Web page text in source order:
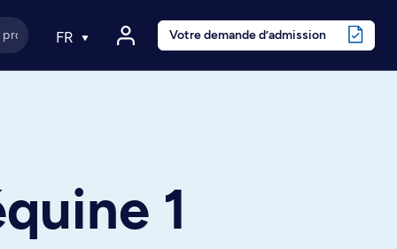
FR Votre demande d’admission
1